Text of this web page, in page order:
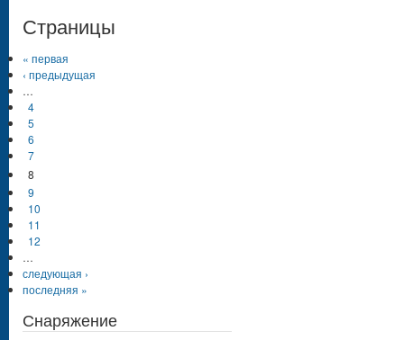
Страницы
« первая
‹ предыдущая
…
4
5
6
7
8
9
10
11
12
…
следующая ›
последняя »
Снаряжение